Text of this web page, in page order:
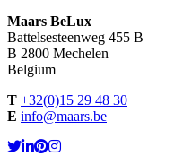
Maars BeLux
Battelsesteenweg 455 B
B 2800 Mechelen
Belgium
T +32(0)15 29 48 30
E info@maars.be